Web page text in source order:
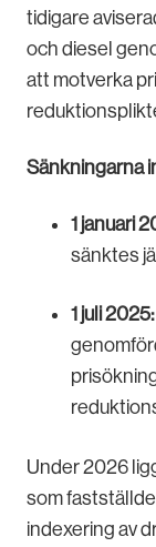
tidigare
och diesel
att motverka
Sänkningarna
1 januari
sänktes
1 juli 2025:
Under 2026
som
indexering av